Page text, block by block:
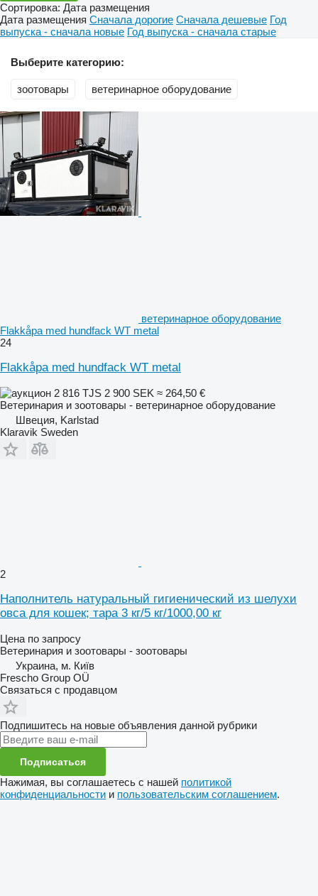
Сортировка: Дата размещения
Дата размещения Сначала дорогие Сначала дешевые Год
выпуска - сначала новые Год выпуска - сначала старые
Выберите категорию:
зоотовары ветеринарное оборудование
ветеринарное оборудование
Flakkåpa med hundfack WT metal
24
Flakkåpa med hundfack WT metal
2 816 TJS 2 900 SEK ≈ 264,50 €
Ветеринария и зоотовары - ветеринарное оборудование
Швеция, Karlstad
Klaravik Sweden
2
Наполнитель натуральный гигиенический из шелухи
овса для кошек; тара 3 кг/5 кг/1000,00 кг
Цена по запросу
Ветеринария и зоотовары - зоотовары
Украина, м. Київ
Frescho Group OÜ
Связаться с продавцом
Подпишитесь на новые объявления данной рубрики
Подписаться
Нажимая, вы соглашаетесь с нашей политикой
конфиденциальности и пользовательским соглашением.